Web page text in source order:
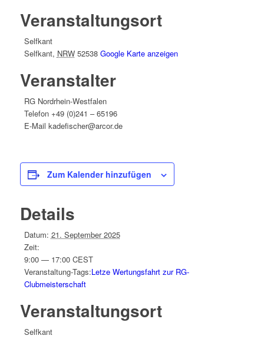
Veranstaltungsort
Selfkant
Selfkant, NRW 52538 Google Karte anzeigen
Veranstalter
RG Nordrhein-Westfalen
Telefon +49 (0)241 – 65196
E-Mail kadefischer@arcor.de
Zum Kalender hinzufügen
Details
Datum: 21. September 2025
Zeit:
9:00 — 17:00 CEST
Veranstaltung-Tags:Letze Wertungsfahrt zur RG-
Clubmeisterschaft
Veranstaltungsort
Selfkant